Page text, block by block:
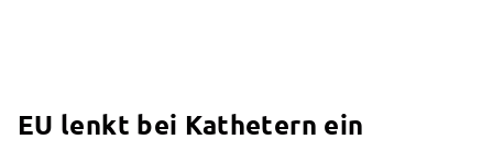
EU lenkt bei Kathetern ein